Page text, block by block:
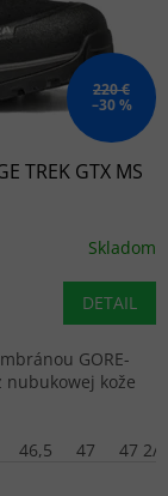
220 €
–30 %
TREK GTX MS
Skladom
DETAIL
GORE-
nubukowej kože
46,5 47 47 2/3